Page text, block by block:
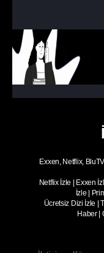
Exxen, Netflix,
Netflix İzle | Exxen
İzle |
Ücretsiz Dizi İzle |
Haber|